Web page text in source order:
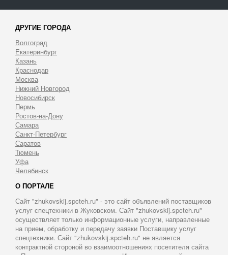
ДРУГИЕ ГОРОДА
Волгоград
Екатеринбург
Казань
Краснодар
Москва
Нижний Новгород
Новосибирск
Пермь
Ростов-на-Дону
Самара
Санкт-Петербург
Саратов
Тюмень
Уфа
Челябинск
О ПОРТАЛЕ
Сайт "zhukovskij.spcteh.ru" - это сайт объявлений поставщиков
услуг спецтехники в Жуковском. Сайт "zhukovskij.spcteh.ru"
осуществляет только информационные услуги, направленные
на прием, обработку и передачу заявки Поставщику услуг
спецтехники. Сайт "zhukovskij.spcteh.ru" не является
контрактной стороной во взаимоотношениях посетителя сайта